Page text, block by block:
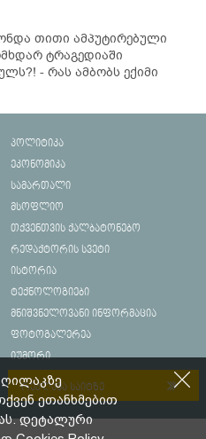
თითი ამპუტირებული
ტრაგედიაში
- რას ამბობს ექიმი
პოლიტიკა
ეკონომიკა
სამართალი
მსოფლიო
თქვენთვის ქალბატონებო
რედაქტორის სვეტი
ისტორია
ტექნოლოგიები
მნიშვნელოვანი ინფორმაცია
ფოტოგალერეა
იუმორი
რეკლამა საიტზე
ღილაკზე
ეთანხმებით
დეტალური